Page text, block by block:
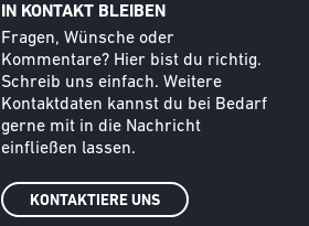
IN KONTAKT BLEIBEN
Text
Fragen, Wünsche oder
Kommentare? Hier bist du richtig.
Schreib uns einfach. Weitere
Kontaktdaten kannst du bei Bedarf
gerne mit in die Nachricht
einfließen lassen.
KONTAKTIERE UNS